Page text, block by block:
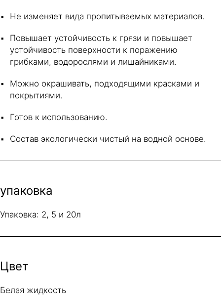
Не изменяет вида пропитываемых материалов.
Повышает устойчивость к грязи и повышает
устойчивость поверхности к поражению
грибками, водорослями и лишайниками.
Можно окрашивать, подходящими красками и
покрытиями.
Готов к использованию.
Состав экологически чистый на водной основе.
упаковка
Упаковка: 2, 5 и 20л
Цвет
Белая жидкость